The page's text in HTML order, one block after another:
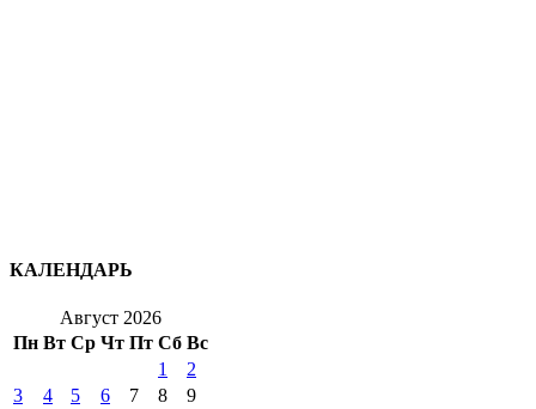
КАЛЕНДАРЬ
Август 2026
Пн Вт Ср Чт Пт Сб Вс
1
2
3
4 5 6 7 8
9